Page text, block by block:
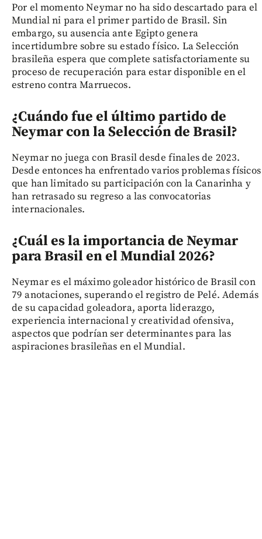
Por el momento Neymar no ha sido descartado para el
Mundial ni para el primer partido de Brasil. Sin
embargo, su ausencia ante Egipto genera
incertidumbre sobre su estado físico. La Selección
brasileña espera que complete satisfactoriamente su
proceso de recuperación para estar disponible en el
estreno contra Marruecos.
¿Cuándo fue el último partido de
Neymar con la Selección de Brasil?
Neymar no juega con Brasil desde finales de 2023.
Desde entonces ha enfrentado varios problemas físicos
que han limitado su participación con la Canarinha y
han retrasado su regreso a las convocatorias
internacionales.
¿Cuál es la importancia de Neymar
para Brasil en el Mundial 2026?
Neymar es el máximo goleador histórico de Brasil con
79 anotaciones, superando el registro de Pelé. Además
de su capacidad goleadora, aporta liderazgo,
experiencia internacional y creatividad ofensiva,
aspectos que podrían ser determinantes para las
aspiraciones brasileñas en el Mundial.